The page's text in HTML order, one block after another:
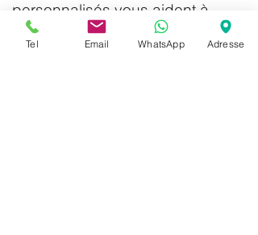
personnalisés vous aident à
choisir le bon support, qu'il
s'agisse de papier recyclé pour
Tel Email WhatsApp Adresse